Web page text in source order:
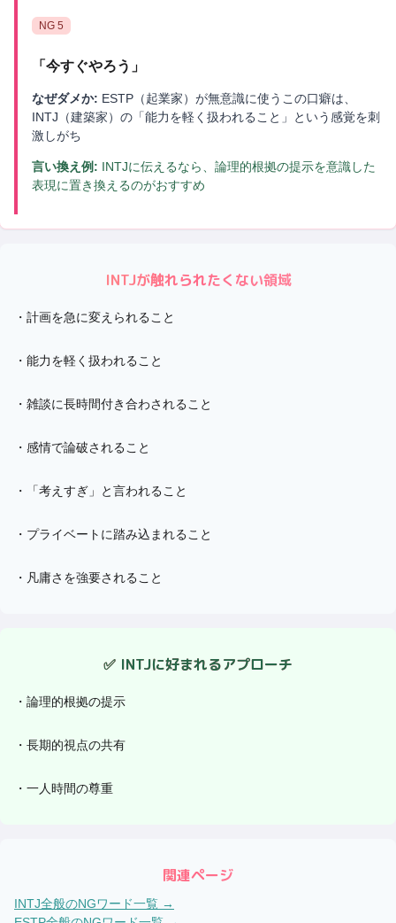
NG 5
「 今すぐやろう 」
なぜダメか: ESTP（起業家）が無意識に使うこの口癖は、
INTJ（建築家）の「能力を軽く扱われること」という感覚を刺
激しがち
言い換え例: INTJに伝えるなら、論理的根拠の提示を意識した
表現に置き換えるのがおすすめ
INTJが触れられたくない領域
・ 計画を急に変えられること
・ 能力を軽く扱われること
・ 雑談に長時間付き合わされること
・ 感情で論破されること
・ 「考えすぎ」と言われること
・ プライベートに踏み込まれること
・ 凡庸さを強要されること
✅ INTJに好まれるアプローチ
・ 論理的根拠の提示
・ 長期的視点の共有
・ 一人時間の尊重
関連ページ
INTJ全般のNGワード一覧 →